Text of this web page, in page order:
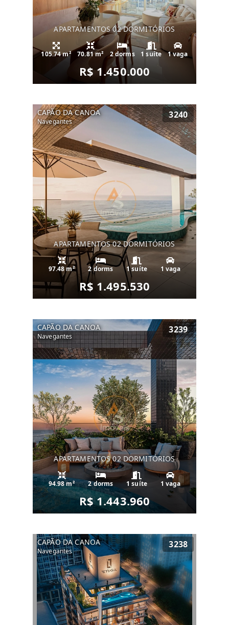
APARTAMENTOS 02 DORMITÓRIOS
105.74 m² 70.81 m² 2 dorms 1 suíte 1 vaga
R$ 1.450.000
CAPÃO DA CANOA
Navegantes
3240
APARTAMENTOS 02 DORMITÓRIOS
97.48 m² 2 dorms 1 suíte 1 vaga
R$ 1.495.530
CAPÃO DA CANOA
Navegantes
3239
APARTAMENTOS 02 DORMITÓRIOS
94.98 m² 2 dorms 1 suíte 1 vaga
R$ 1.443.960
CAPÃO DA CANOA
Navegantes
3238